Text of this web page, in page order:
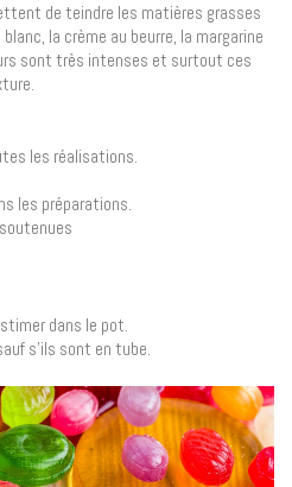
de teindre les matières grasses
la crème au beurre, la margarine
sont très intenses et surtout ces
les réalisations.
les préparations.
dans le pot.
s’ils sont en tube.